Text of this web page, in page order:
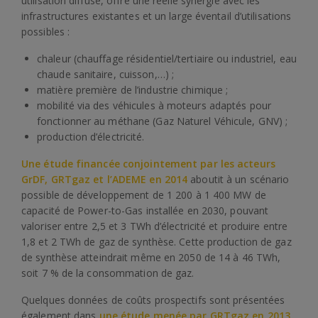
infrastructures existantes et un large éventail d’utilisations
possibles :
chaleur (chauffage résidentiel/tertiaire ou industriel, eau
chaude sanitaire, cuisson,…) ;
matière première de l’industrie chimique ;
mobilité via des véhicules à moteurs adaptés pour
fonctionner au méthane (Gaz Naturel Véhicule, GNV) ;
production d’électricité.
Une étude financée conjointement par les acteurs
GrDF, GRTgaz et l’ADEME en 2014 aboutit à un scénario
possible de développement de 1 200 à 1 400 MW de
capacité de Power-to-Gas installée en 2030, pouvant
valoriser entre 2,5 et 3 TWh d’électricité et produire entre
1,8 et 2 TWh de gaz de synthèse. Cette production de gaz
de synthèse atteindrait même en 2050 de 14 à 46 TWh,
soit 7 % de la consommation de gaz.
Quelques données de coûts prospectifs sont présentées